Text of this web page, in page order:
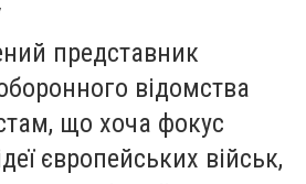
представник
відомства
що хоча фокус
європейських військ,